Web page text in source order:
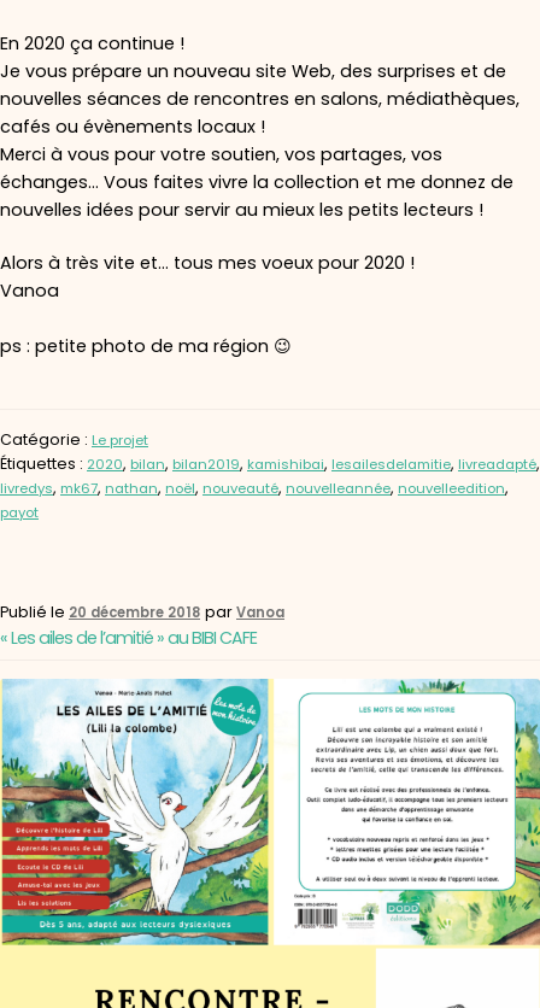
En 2020 ça continue !
Je vous prépare un nouveau site Web, des surprises et de
nouvelles séances de rencontres en salons, médiathèques,
cafés ou évènements locaux !
Merci à vous pour votre soutien, vos partages, vos
échanges… Vous faites vivre la collection et me donnez de
nouvelles idées pour servir au mieux les petits lecteurs !
Alors à très vite et… tous mes voeux pour 2020 !
Vanoa
ps : petite photo de ma région 😉
Catégorie : Le projet
Étiquettes : 2020, bilan, bilan2019, kamishibai, lesailesdelamitie, livreadapté,
livredys, mk67, nathan, noël, nouveauté, nouvelleannée, nouvelleedition,
payot
Publié le 20 décembre 2018 parVanoa
« Les ailes de l’amitié » au BIBI CAFE